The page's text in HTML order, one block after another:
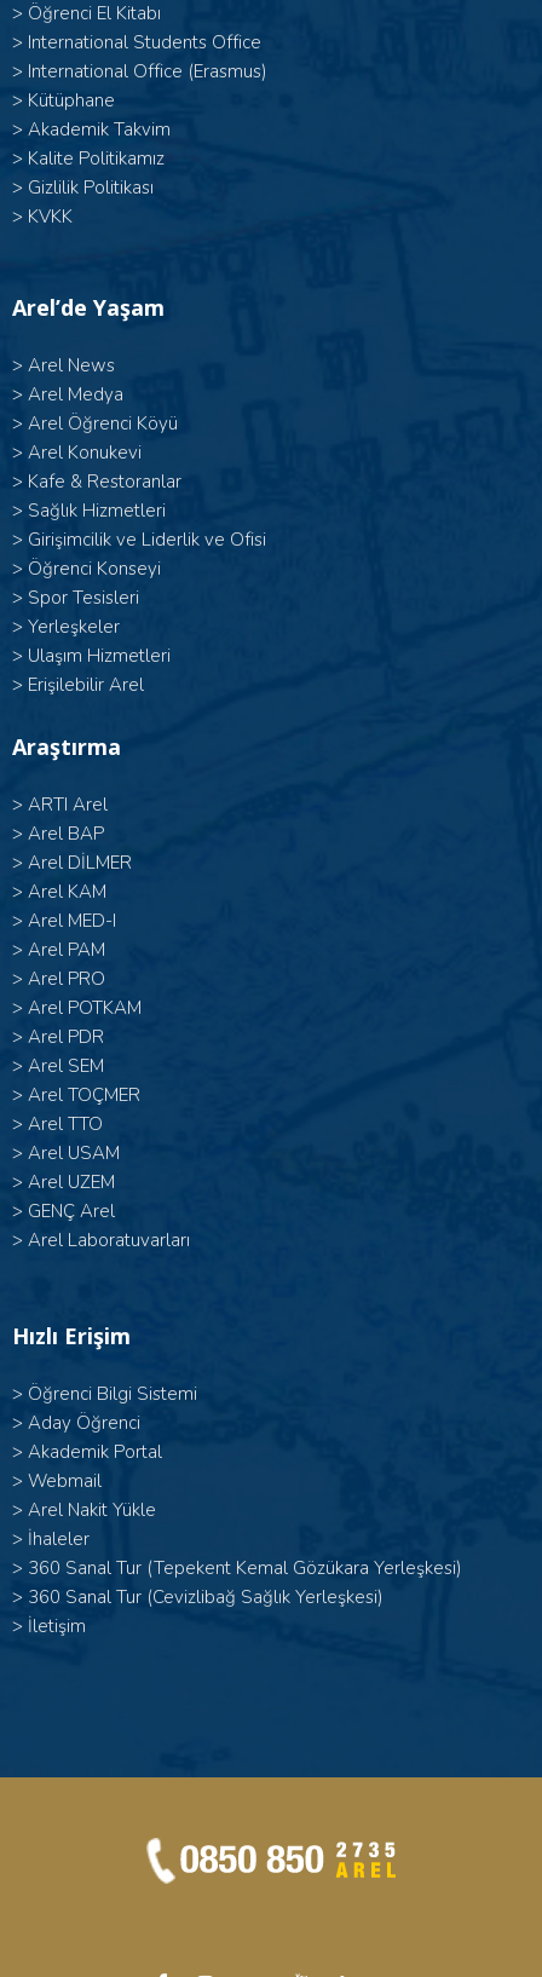
> Öğrenci El Kitabı
> International Students Office
> International Office (Erasmus)
> Kütüphane
> Akademik Takvim
> Kalite Politikamız
> Gizlilik Politikası
> KVKK
Arel’de Yaşam
> Arel News
> Arel Medya
> Arel Öğrenci Köyü
> Arel Konukevi
> Kafe & Restoranlar
> Sağlık Hizmetleri
> Girişimcilik ve Liderlik ve Ofisi
> Öğrenci Konseyi
> Spor Tesisleri
> Yerleşkeler
> Ulaşım Hizmetleri
> Erişilebilir Arel
Araştırma
> ARTI Arel
> Arel BAP
> Arel DİLMER
> Arel KAM
> Arel MED-I
> Arel PAM
> Arel PRO
> Arel POTKAM
> Arel PDR
> Arel SEM
> Arel TOÇMER
> Arel TTO
> Arel USAM
> Arel UZEM
> GENÇ Arel
> Arel Laboratuvarları
Hızlı Erişim
> Öğrenci Bilgi Sistemi
> Aday Öğrenci
> Akademik Portal
> Webmail
> Arel Nakit Yükle
> İhaleler
> 360 Sanal Tur (Tepekent Kemal Gözükara Yerleşkesi)
> 360 Sanal Tur (Cevizlibağ Sağlık Yerleşkesi)
> İletişim